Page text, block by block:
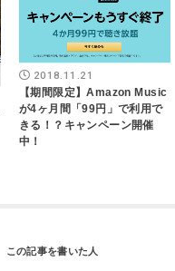
2018.11.21
【期間限定】Amazon Music
が4ヶ月間「99円」で利用で
きる！？キャンペーン開催
中！